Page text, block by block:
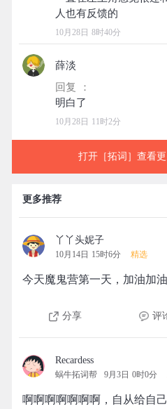
10月28日 8时40分
薛淡
回复 ：
10月28日 11时2分
打开［拓词］查看
更多推荐
丫丫头妮子
10月14日 15时6分 精选
今天魔鬼营第一天，加油加
分享 评
Recardess
蜗牛拓词帮 9月3日 0时0分
啊啊啊啊啊啊啊，自从给自